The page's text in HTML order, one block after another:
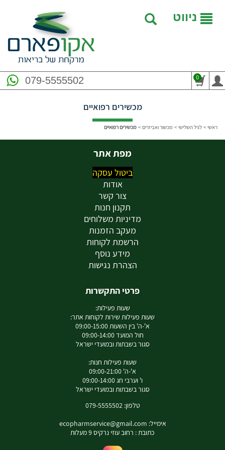
ניווט
079-5555502 0
מכשירים רפואיים
ראשי > לגיל השלישי > מכשור ואביזרים > מכשירים רפואיים
מפת אתר
ביטול עסקה
אודות
צור קשר
תקנון חנות
מדיניות משלוחים
מעקב הזמנות
הרשמת לקוחות
מידע נוסף
הצהרת נגישות
פרטי התקשרות
שעות פעילות:
שעות פעילות שירות לקוחות אתר:
א'-ה' בין השעות 09:00-15:00
חול המועד 09:00-14:00
סגור בשבתות ובמועדי ישראל
שעות פעילות חנות:
א'-ה' 09:00-21:00
ו' וערבי חג 09:00-14:00
סגור בשבתות ובמועדי ישראל
טלפון: 079-5555502
אימייל: ecopharmservice@gmail.com
כתובת : רחוב עוזי נרקיס 9 מעלות